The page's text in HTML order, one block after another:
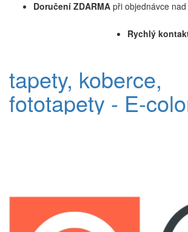
Doručení ZDARMA při objednávce
Rychlý
tapety, koberce,
fototapety - E-